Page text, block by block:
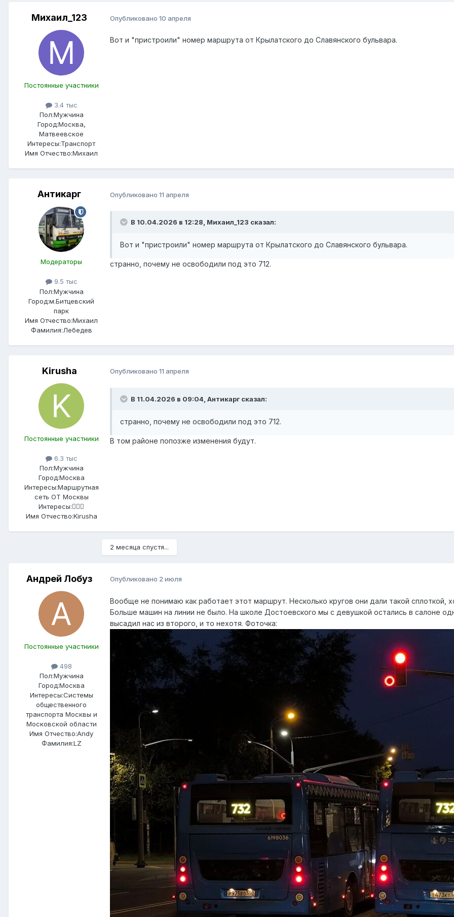
Михаил_123
Постоянные участники
3.4 тыс
Пол:Мужчина
Город:Москва,
Матвеевское
Интересы:Транспорт
Имя Отчество:Михаил
Опубликовано 10 апреля
Вот и "пристроили" номер маршрута от Крылатского до Славянского бульвара.
Антикарг
Модераторы
9.5 тыс
Пол:Мужчина
Город:м.Битцевский
парк
Имя Отчество:Михаил
Фамилия:Лебедев
Опубликовано 11 апреля
В 10.04.2026 в 12:28, Михаил_123 сказал:
Вот и "пристроили" номер маршрута от Крылатского до Славянского бульвара.
странно, почему не освободили под это 712.
Kirusha
Постоянные участники
6.3 тыс
Пол:Мужчина
Город:Москва
Интересы:Маршрутная
сеть ОТ Москвы
Интересы:🤷🏻‍♂️
Имя Отчество:Kirusha
Опубликовано 11 апреля
В 11.04.2026 в 09:04, Антикарг сказал:
странно, почему не освободили под это 712.
В том районе попозже изменения будут.
2 месяца спустя...
Андрей Лобуз
Постоянные участники
498
Пол:Мужчина
Город:Москва
Интересы:Системы
общественного
транспорта Москвы и
Московской области
Имя Отчество:Andy
Фамилия:LZ
Опубликовано 2 июля
Вообще не понимаю как работает этот маршрут. Несколько кругов они дали такой сплоткой,
Больше машин на линии не было. На школе Достоевского мы с девушкой остались в салоне
высадил нас из второго, и то нехотя. Фоточка: